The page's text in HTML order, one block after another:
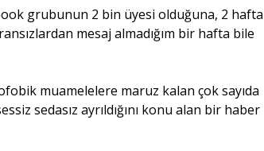
grubunun 2 bin üyesi olduğuna, 2 hafta
mesaj almadığım bir hafta bile
muamelelere maruz kalan çok sayıda
sedasız ayrıldığını konu alan bir haber